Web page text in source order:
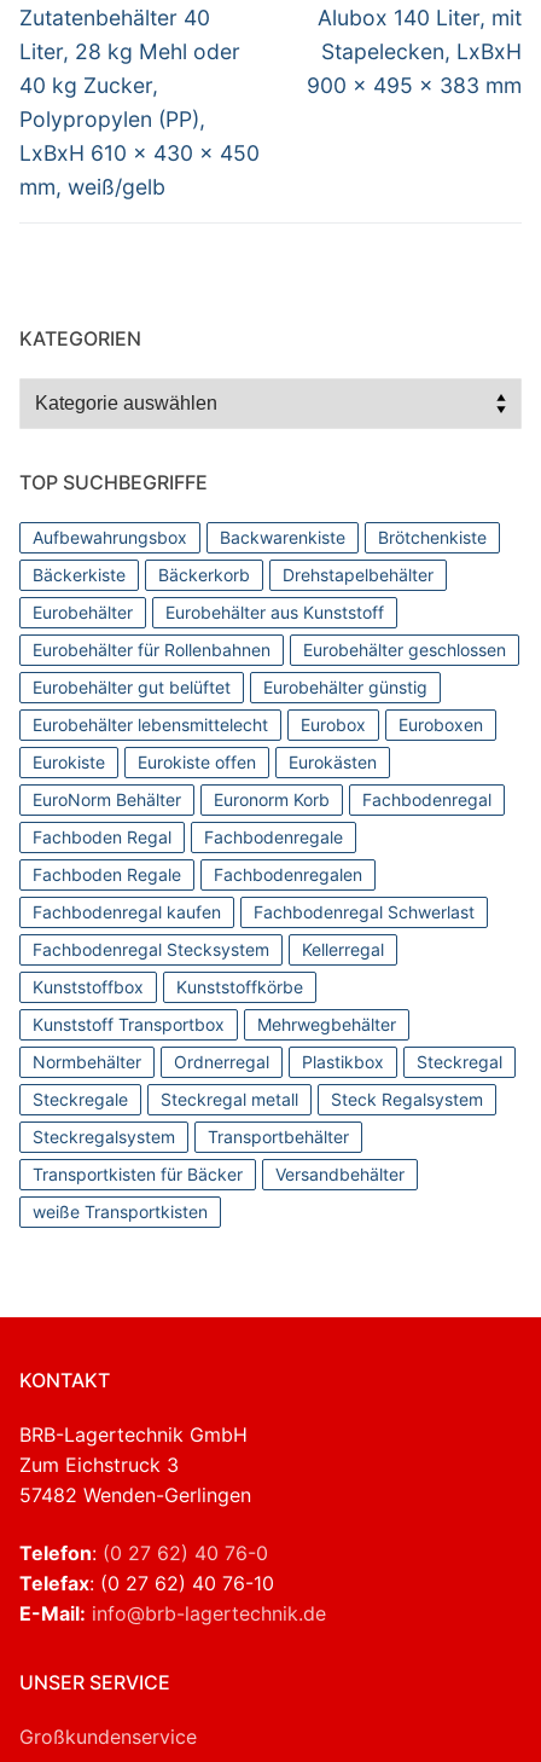
Vorheriger
Beitrag:
Zutatenbehälter 40
Liter, 28 kg Mehl oder
40 kg Zucker,
Polypropylen (PP),
LxBxH 610 x 430 x 450
mm, weiß/gelb
Nächster
Beitrag:
Alubox 140 Liter, mit
Stapelecken, LxBxH
900 x 495 x 383 mm
KATEGORIEN
Kategorien
TOP SUCHBEGRIFFE
Aufbewahrungsbox Backwarenkiste
Brötchenkiste
Bäckerkiste
Bäckerkorb
Drehstapelbehälter
Eurobehälter
Eurobehälter aus Kunststoff
Eurobehälter für Rollenbahnen
Eurobehälter geschlossen
Eurobehälter gut belüftet
Eurobehälter günstig
Eurobehälter lebensmittelecht
Eurobox
Euroboxen
Eurokiste
Eurokiste offen
Eurokästen
EuroNorm Behälter
Euronorm Korb
Fachbodenregal
Fachboden Regal
Fachbodenregale
Fachboden Regale
Fachbodenregalen
Fachbodenregal kaufen
Fachbodenregal Schwerlast
Fachbodenregal Stecksystem
Kellerregal
Kunststoffbox
Kunststoffkörbe
Kunststoff Transportbox
Mehrwegbehälter
Normbehälter
Ordnerregal Plastikbox
Steckregal
Steckregale
Steckregal metall
Steck Regalsystem
Steckregalsystem
Transportbehälter
Transportkisten für Bäcker
Versandbehälter
weiße Transportkisten
KONTAKT
BRB-Lagertechnik GmbH
Zum Eichstruck 3
57482 Wenden-Gerlingen
Telefon: (0 27 62) 40 76-0
Telefax: (0 27 62) 40 76-10
E-Mail: info@brb-lagertechnik.de
UNSER SERVICE
Großkundenservice